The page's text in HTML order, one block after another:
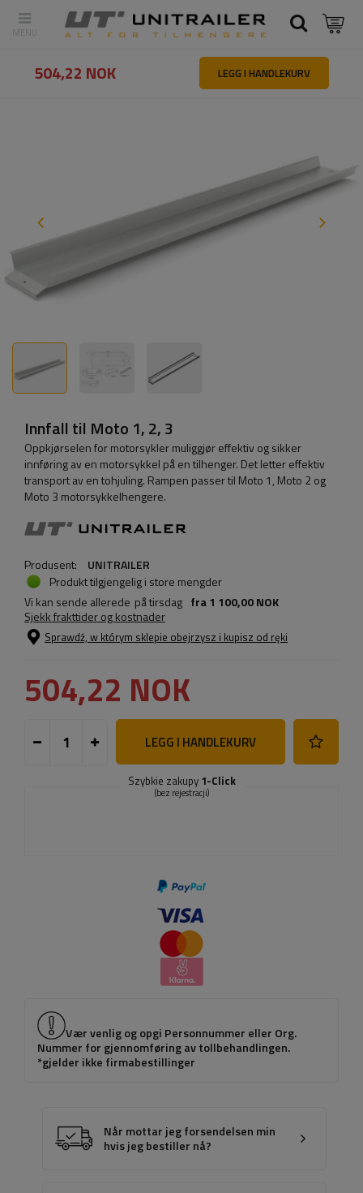
Tilbake Hovedside Reservedeler og tilbehør til tilhengere
Innfall til Moto 1, 2, 3
Oppkjørselen for motorsykler muliggjør effektiv og sikker
innføring av en motorsykkel på en tilhenger. Det letter effektiv
transport av en tohjuling. Rampen passer til Moto 1, Moto 2 og
Moto 3 motorsykkelhengere.
Produsent:
UNITRAILER
Produkt tilgjengelig i store mengder
Vi kan sende allerede på tirsdag fra1 100,00 NOK
Sjekk frakttider og kostnader
Sprawdź, w którym sklepie obejrzysz i kupisz od ręki
504,22 NOK
LEGG I HANDLEKURV
Szybkie zakupy 1-Click
(bez rejestracji)
Vær venlig og opgi Personnummer eller Org.
Nummer for gjennomføring av tollbehandlingen.
*gjelder ikke firmabestillinger
Når mottar jeg forsendelsen min
hvis jeg bestiller nå?
504,22 NOK LEGG I HANDLEKURV